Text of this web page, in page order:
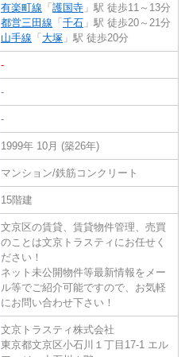
有楽町線 「 護国寺 」駅 徒歩11～13分
都営三田線 「 千石 」駅 徒歩20～21分
山手線 「 大塚 」駅 徒歩20分
-
-
-
1999年 10月 (築26年)
マンション/鉄筋コンクリート
15階建
文京区の賃貸、賃貸物件管理、売買
のことは文京トラスティにお任せく
ださい！
ネット未公開物件等最新情報をメー
ル等でご紹介可能ですので、お気軽
にお問い合わせ下さい！
文京トラスティ株式会社
東京都文京区小石川１丁目17-1 エル